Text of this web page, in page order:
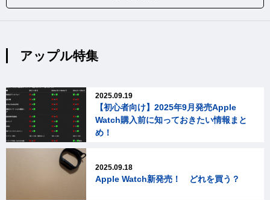
アップル特集
2025.09.19
【初心者向け】2025年9月発売Apple
Watch購入前に知っておきたい情報まと
め！
2025.09.18
Apple Watch新発売！ どれを買う？